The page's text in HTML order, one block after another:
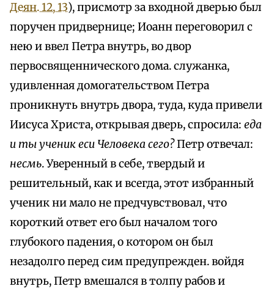
Деян. 12, 13), присмотр за входной дверью был
поручен придвернице; Иоанн переговорил с
нею и ввел Петра внутрь, во двор
первосвященнического дома. служанка,
удивленная домогательством Петра
проникнуть внутрь двора, туда, куда привели
Иисуса Христа, открывая дверь, спросила: еда
и ты ученик еси Человека сего?Петр отвечал:
несмь. Уверенный в себе, твердый и
решительный, как и всегда, этот избранный
ученик ни мало не предчувствовал, что
короткий ответ его был началом того
глубокого падения, о котором он был
незадолго перед сим предупрежден. войдя
внутрь, Петр вмешался в толпу рабов и